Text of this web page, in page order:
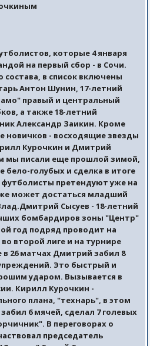
которые 4 января
на первый сбор - в Сочи.
в список включены
Антон Шунин, 17-летний
правый и центральный
а также 18-летний
Александр Заикин. Кроме
новичков - восходящие звезды
Курочкин и Дмитрий
мы писали еще прошлой зимой,
бело-голубых и сделка в итоге
футболисты претендуют уже на
может достаться младший
Сысуев - 18-летний
бомбардиров зоны "Центр"
год подряд проводит на
второй лиге и на турнире
26 матчах Дмитрий забил 8
Это быстрый и
ударом. Вызывается в
Кирилл Курочкин -
плана, "технарь", в этом
6 мячей, сделал 7 голевых
В переговорах о
председатель